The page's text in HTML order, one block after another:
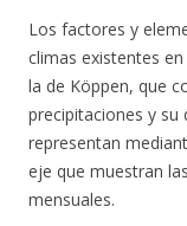
Los factores y
climas existentes
la de Köppen, que
precipitaciones y su
representan
eje que muestran
mensuales.